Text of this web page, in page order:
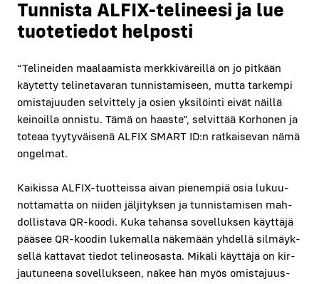
Tun­nis­ta ALFIX-teli­nee­si ja lue
tuo­te­tie­dot hel­pos­ti
“Teli­nei­den maa­laa­mis­ta merk­ki­vä­reil­lä on jo pit­kään
käy­tet­ty teli­ne­ta­va­ran tun­nis­ta­mi­seen, mut­ta tar­kem­pi
omis­ta­juu­den sel­vit­te­ly ja osien yksi­löin­ti eivät näil­lä
kei­noil­la onnis­tu. Tämä on haas­te”, sel­vit­tää Kor­ho­nen ja
tote­aa tyy­ty­väi­se­nä ALFIX SMART ID:n rat­kai­se­van nämä
ongel­mat.
Kai­kis­sa ALFIX-tuot­teis­sa aivan pie­nem­piä osia lukuu­
not­ta­mat­ta on nii­den jäl­ji­tyk­sen ja tun­nis­ta­mi­sen mah­
dol­lis­ta­va QR-koo­di. Kuka tahan­sa sovel­luk­sen käyt­tä­jä
pää­see QR-koo­din luke­mal­la näke­mään yhdel­lä sil­mäyk­
sel­lä kat­ta­vat tie­dot teli­neo­sas­ta. Mikä­li käyt­tä­jä on kir­
jau­tu­nee­na sovel­luk­seen, näkee hän myös omis­ta­juus­